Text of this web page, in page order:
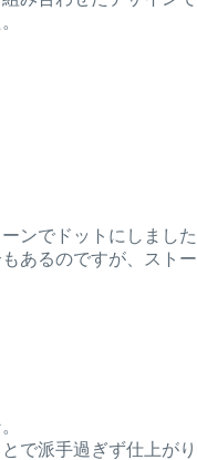
ンでドットにしました
あるのですが、スト
で派手過ぎず仕上がり